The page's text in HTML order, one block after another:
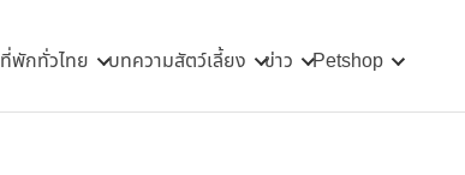
ที่พักทั่วไทย บทความสัตว์เลี้ยง ข่าว Petshop